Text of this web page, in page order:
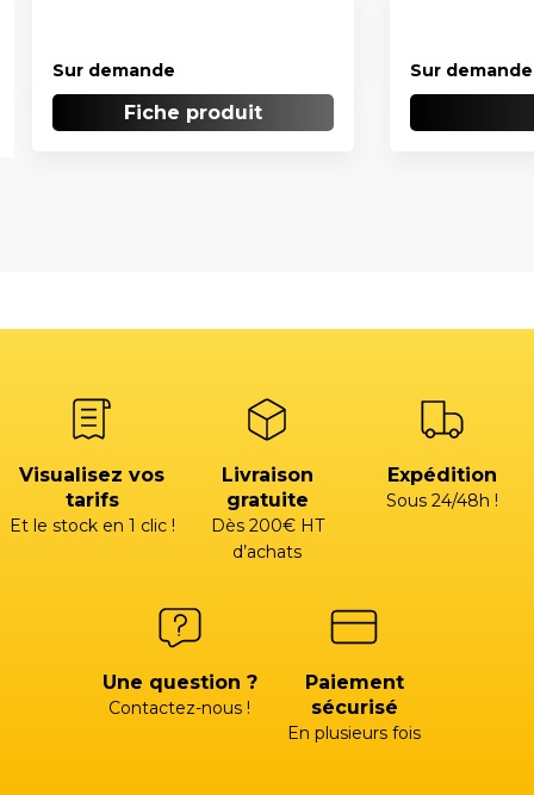
Sur demande
Fiche produit
Sur demande
Visualisez vos
tarifs
Et le stock en 1 clic !
Livraison
gratuite
Dès 200€ HT
d’achats
Expédition
Sous 24/48h !
Une question ?
Contactez-nous !
Paiement
sécurisé
En plusieurs fois